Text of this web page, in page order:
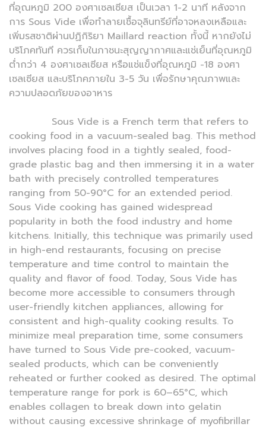
ที่อุณหภูมิ 200 องศาเซลเซียส เป็นเวลา 1-2 นาที หลังจาก
การ Sous Vide เพื่อทำลายเชื้อจุลินทรีย์ที่อาจหลงเหลือและ
เพิ่มรสชาติผ่านปฏิกิริยา Maillard reaction ทั้งนี้ หากยังไม่
บริโภคทันที ควรเก็บในภาชนะสุญญากาศและแช่เย็นที่อุณหภูมิ
ต่ำกว่า 4 องศาเซลเซียส หรือแช่แข็งที่อุณหภูมิ -18 องศา
เซลเซียส และบริโภคภายใน 3-5 วัน เพื่อรักษาคุณภาพและ
ความปลอดภัยของอาหาร
Sous Vide is a French term that refers to
cooking food in a vacuum-sealed bag. This method
involves placing food in a tightly sealed, food-
grade plastic bag and then immersing it in a water
bath with precisely controlled temperatures
ranging from 50-90°C for an extended period.
Sous Vide cooking has gained widespread
popularity in both the food industry and home
kitchens. Initially, this technique was primarily used
in high-end restaurants, focusing on precise
temperature and time control to maintain the
quality and flavor of food. Today, Sous Vide has
become more accessible to consumers through
user-friendly kitchen appliances, allowing for
consistent and high-quality cooking results. To
minimize meal preparation time, some consumers
have turned to Sous Vide pre-cooked, vacuum-
sealed products, which can be conveniently
reheated or further cooked as desired. The optimal
temperature range for pork is 60–65°C, which
enables collagen to break down into gelatin
without causing excessive shrinkage of myofibrillar